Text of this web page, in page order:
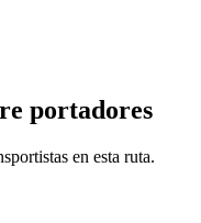
portadores
en esta ruta.